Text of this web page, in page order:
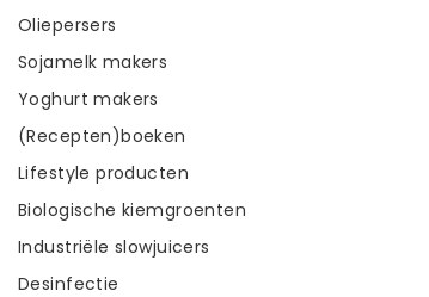
Oliepersers
Sojamelk makers
Yoghurt makers
(Recepten)boeken
Lifestyle producten
Biologische kiemgroenten
Industriële slowjuicers
Desinfectie